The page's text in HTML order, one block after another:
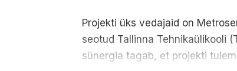
Projekti üks vedajaid on
seotud Tallinna Tehnikaülikooli
sünergia tagab, et projekti